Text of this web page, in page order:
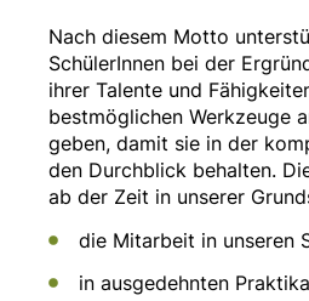
Nach diesem Motto
SchülerInnen bei der
ihrer Talente und
bestmöglichen Werkzeuge
geben, damit sie in der
den Durchblick behalten.
ab der Zeit in unserer
die Mitarbeit in unseren
in ausgedehnten